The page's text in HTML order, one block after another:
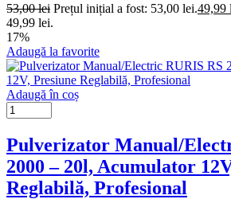
53,00lei Prețul inițial a fost: 53,00 lei.49,99
49,99 lei.
17%
Adaugă la favorite
Adaugă în coș
Pulverizator Manual/
2000 – 20l, Acumulator
Reglabilă, Profesional